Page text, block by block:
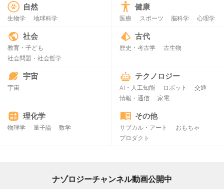
自然
生物学 地球科学
健康
医療 スポーツ 脳科学 心理学
社会
教育・子ども
社会問題・社会哲学
古代
歴史・考古学 古生物
宇宙
宇宙
テクノロジー
AI・人工知能 ロボット
交通
情報・通信
家電
理化学
物理学 量子論 数学
その他
サブカル・アート
おもちゃ
プロダクト
ナゾロジーチャンネル動画公開中